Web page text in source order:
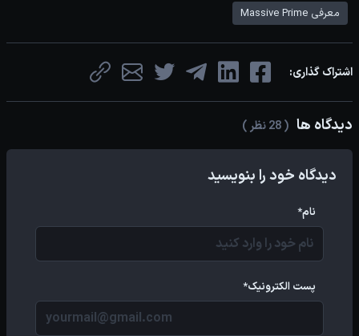
معرفی Massive Prime
اشتراک گذاری:
دیدگاه ها ( 28 نظر )
دیدگاه خود را بنویسید
نام*
پست الکترونیک*